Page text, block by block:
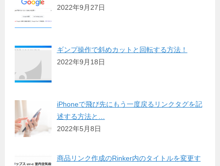
2022年9月27日
ギンプ操作で斜めカットと回転する方法！
2022年9月18日
iPhoneで飛び先にもう一度戻るリンクタグを記
述する方法と…
2022年5月8日
商品リンク作成のRinker内のタイトルを変更す